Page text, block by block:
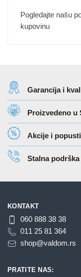
stranici
Pogledajte našu
kupovinu
Garancija i
Proizvedeno u
Akcije i popusti
Stalna podrška
KONTAKT
060 888 38 38
011 25 81 364
shop@valdom.rs
PRATITE NAS: